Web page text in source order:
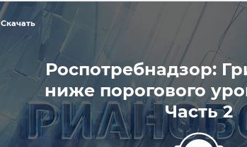
Роспотребнадзор:
ниже порогового
Часть 2
Скачать